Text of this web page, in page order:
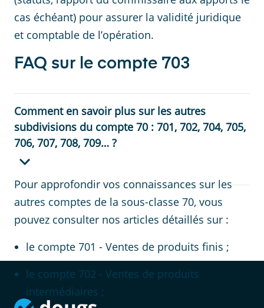
cas échéant) pour assurer la validité juridique
et comptable de l’opération.
FAQ sur le compte 703
Comment en savoir plus sur les autres
subdivisions du compte 70 : 701, 702, 704, 705,
706, 707, 708, 709… ?
Pour approfondir vos connaissances sur les
autres comptes de la sous-classe 70, vous
pouvez consulter nos articles détaillés sur :
le compte 701 - Ventes de produits finis ;
le compte 702 - Ventes de produits
intermédiaires ;